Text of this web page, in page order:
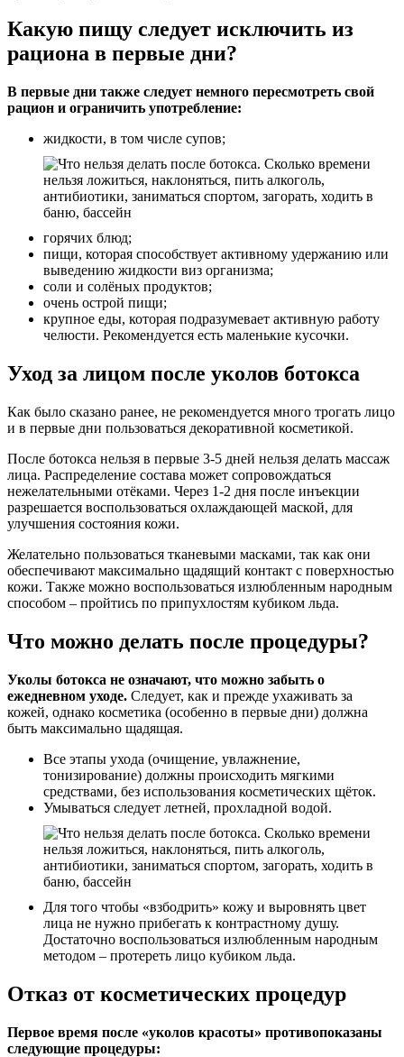
Какую пищу следует исключить из
рациона в первые дни?
В первые дни также следует немного пересмотреть свой
рацион и ограничить употребление:
жидкости, в том числе супов;
горячих блюд;
пищи, которая способствует активному удержанию или
выведению жидкости виз организма;
соли и солёных продуктов;
очень острой пищи;
крупное еды, которая подразумевает активную работу
челюсти. Рекомендуется есть маленькие кусочки.
Уход за лицом после уколов ботокса
Как было сказано ранее, не рекомендуется много трогать лицо
и в первые дни пользоваться декоративной косметикой.
После ботокса нельзя в первые 3-5 дней нельзя делать массаж
лица. Распределение состава может сопровождаться
нежелательными отёками. Через 1-2 дня после инъекции
разрешается воспользоваться охлаждающей маской, для
улучшения состояния кожи.
Желательно пользоваться тканевыми масками, так как они
обеспечивают максимально щадящий контакт с поверхностью
кожи. Также можно воспользоваться излюбленным народным
способом – пройтись по припухлостям кубиком льда.
Что можно делать после процедуры?
Уколы ботокса не означают, что можно забыть о
ежедневном уходе. Следует, как и прежде ухаживать за
кожей, однако косметика (особенно в первые дни) должна
быть максимально щадящая.
Все этапы ухода (очищение, увлажнение,
тонизирование) должны происходить мягкими
средствами, без использования косметических щёток.
Умываться следует летней, прохладной водой.
Для того чтобы «взбодрить» кожу и выровнять цвет
лица не нужно прибегать к контрастному душу.
Достаточно воспользоваться излюбленным народным
методом – протереть лицо кубиком льда.
Отказ от косметических процедур
Первое время после «уколов красоты» противопоказаны
следующие процедуры: